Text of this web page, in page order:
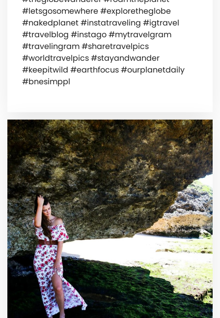
#letsgosomewhere #exploretheglobe
#nakedplanet #instatraveling #igtravel
#travelblog #instago #mytravelgram
#travelingram #sharetravelpics
#worldtravelpics #stayandwander
#keepitwild #earthfocus #ourplanetdaily
#bnesimppl